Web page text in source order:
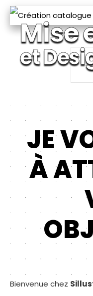
Mise
et
Mise
et
Digitale
JE
À
Bienvenue chez